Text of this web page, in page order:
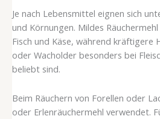
Je nach Lebensmittel eignen sich
und Körnungen. Mildes
Fisch und Käse, während kräftigere
oder Wacholder besonders bei
beliebt sind.
Beim Räuchern von Forellen oder
oder Erlenräuchermehl verwendet.